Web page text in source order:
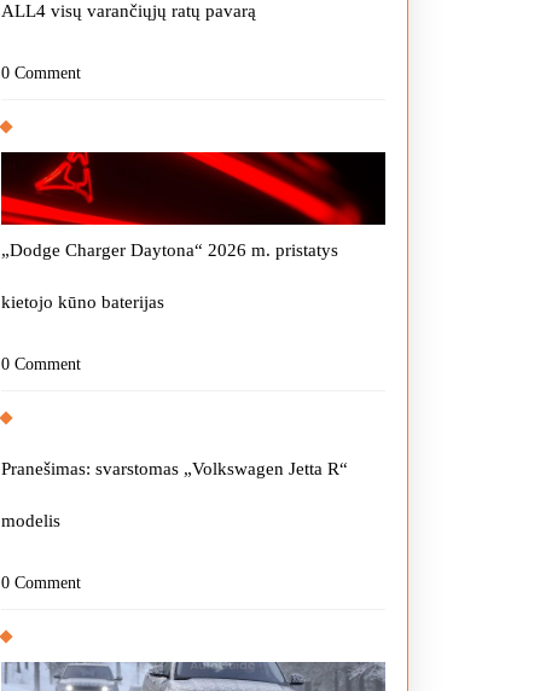
ALL4 visų varančiųjų ratų pavarą
0 Comment
„Dodge Charger Daytona“ 2026 m. pristatys
kietojo kūno baterijas
0 Comment
Pranešimas: svarstomas „Volkswagen Jetta R“
modelis
0 Comment